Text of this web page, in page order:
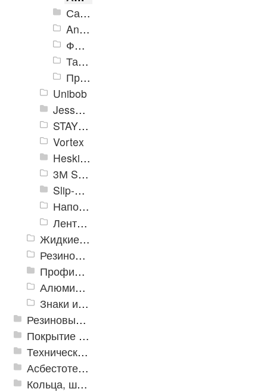
Самоклеющиеся виниловые и полиуретановые ленты против скольжения
Anti Slip Systems грубой зернистости
Фотолюминисцентные ленты.
Тактильная лента Anti Slip System
Противоскользящие формуемые абразивные ленты
Unibob
Jessup Safety Track
STAYER Profi
Vortex
Heskins
3М Safety-Walk TM
Slip-Stop
Напольная разметка, знаки
Ленты Зубр
Жидкие противоскользящие средства
Резиновый профиль с алюминиевой вставкой «NoSlip»
Профили закладные
Алюминиевый профиль для ленты
Знаки из полистирола для разметки пола
Резиновые и ПВХ дорожки
Покрытие из резиновой крошки
Техническая резина
Асбестотехнические и теплоизоляционные материалы
Кольца, шайбы, манжеты